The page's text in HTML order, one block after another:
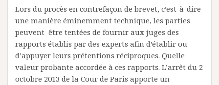
Lors du procès en contrefaçon de brevet, c’est-à-dire
une manière éminemment technique, les parties
peuvent être tentées de fournir aux juges des
rapports établis par des experts afin d’établir ou
d’appuyer leurs prétentions réciproques. Quelle
valeur probante accordée à ces rapports. L’arrêt du 2
octobre 2013 de la Cour de Paris apporte un